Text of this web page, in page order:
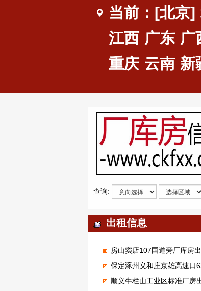
当前：[北京]
江西 广东 广
重庆 云南 新
查询:
出租信息
房山窦店107国道旁厂库房
保定涿州义和庄京雄高速口6300-100000平米标
顺义牛栏山工业区标准厂房